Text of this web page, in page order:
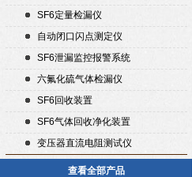
SF6定量检漏仪
自动闭口闪点测定仪
SF6泄漏监控报警系统
六氟化硫气体检漏仪
SF6回收装置
SF6气体回收净化装置
变压器直流电阻测试仪
查看全部产品